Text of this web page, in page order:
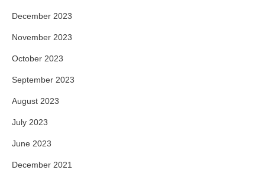
December 2023
November 2023
October 2023
September 2023
August 2023
July 2023
June 2023
December 2021